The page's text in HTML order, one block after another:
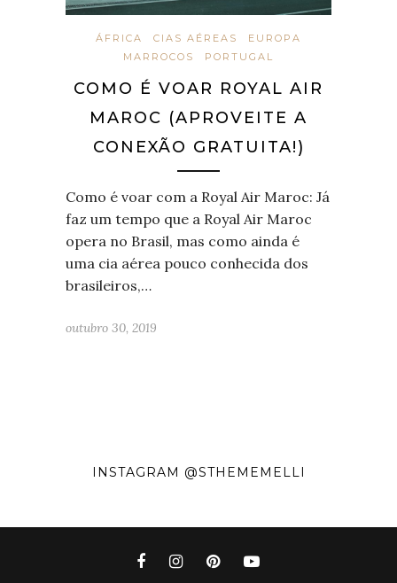
ÁFRICA CIAS AÉREAS
EUROPA
MARROCOS
PORTUGAL
COMO É VOAR ROYAL AIR
MAROC (APROVEITE A
CONEXÃO GRATUITA!)
Como é voar com a Royal Air Maroc: Já
faz um tempo que a Royal Air Maroc
opera no Brasil, mas como ainda é
uma cia aérea pouco conhecida dos
brasileiros,…
outubro 30, 2019
INSTAGRAM @STHEMEMELLI